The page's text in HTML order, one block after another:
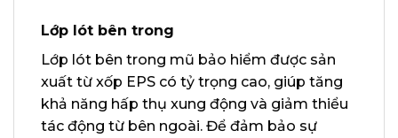
Lớp lót bên trong
Lớp lót bên trong mũ bảo hiểm được sản
xuất từ xốp EPS có tỷ trọng cao, giúp tăng
khả năng hấp thụ xung động và giảm thiểu
tác động từ bên ngoài. Để đảm bảo sự